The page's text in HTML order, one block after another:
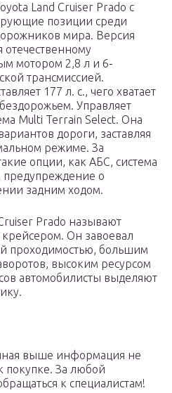
Land Cruiser Prado с
позиции среди
мира. Версия
отечественному
мотором 2,8 л и 6-
трансмиссией.
177 л. с., чего хватает
Управляет
Multi Terrain Select. Она
дороги, заставляя
режиме. За
опции, как АБС, система
предупреждение о
задним ходом.
Prado называют
Он завоевал
проходимостью, большим
высоким ресурсом
автомобилисты выделяют
выше информация не
покупке. За любой
к специалистам!